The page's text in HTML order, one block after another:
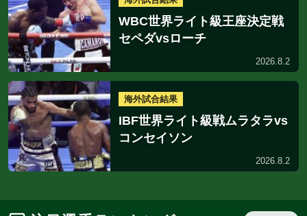
タイで躍動! 花田颯
と政所椋...
中川健太が41歳
生日にタ...
タイトル戦 試合
試合日程